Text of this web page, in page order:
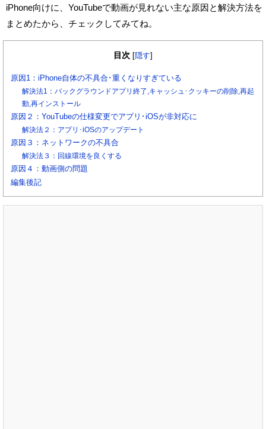
iPhone向けに、YouTubeで動画が見れない主な原因と解決方法を
まとめたから、チェックしてみてね。
目次 [隠す]
原因1：iPhone自体の不具合･重くなりすぎている
解決法1：バックグラウンドアプリ終了,キャッシュ･クッキーの削除,再起
動,再インストール
原因２：YouTubeの仕様変更でアプリ･iOSが非対応に
解決法２：アプリ･iOSのアップデート
原因３：ネットワークの不具合
解決法３：回線環境を良くする
原因４：動画側の問題
編集後記